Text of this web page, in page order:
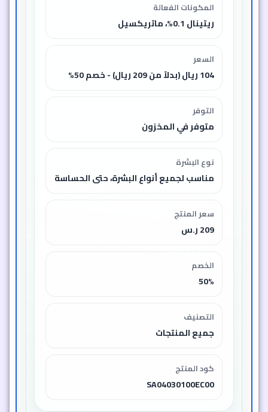
المكونات الفعالة
ريتينال 0.1%، ماتريكسيل
السعر
104 ريال (بدلاً من 209 ريال) - خصم 50%
التوفر
متوفر في المخزون
نوع البشرة
مناسب لجميع أنواع البشرة، حتى الحساسة
سعر المنتج
209 ر.س
الخصم
50%
التصنيف
جميع المنتجات
كود المنتج
SA04030100EC00